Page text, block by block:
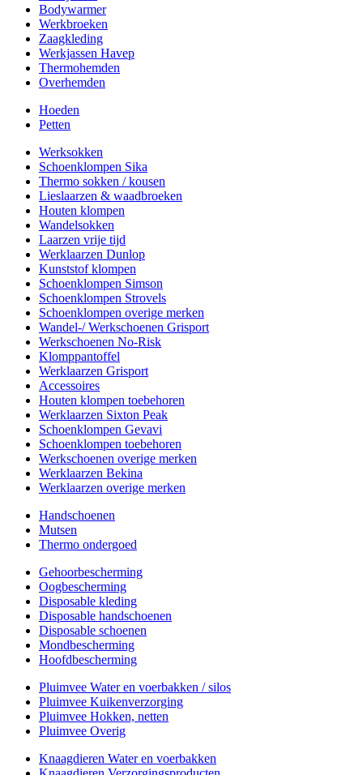
Bodywarmer
Werkbroeken
Zaagkleding
Werkjassen Havep
Thermohemden
Overhemden
Hoeden
Petten
Werksokken
Schoenklompen Sika
Thermo sokken / kousen
Lieslaarzen & waadbroeken
Houten klompen
Wandelsokken
Laarzen vrije tijd
Werklaarzen Dunlop
Kunststof klompen
Schoenklompen Simson
Schoenklompen Strovels
Schoenklompen overige merken
Wandel-/ Werkschoenen Grisport
Werkschoenen No-Risk
Klomppantoffel
Werklaarzen Grisport
Accessoires
Houten klompen toebehoren
Werklaarzen Sixton Peak
Schoenklompen Gevavi
Schoenklompen toebehoren
Werkschoenen overige merken
Werklaarzen Bekina
Werklaarzen overige merken
Handschoenen
Mutsen
Thermo ondergoed
Gehoorbescherming
Oogbescherming
Disposable kleding
Disposable handschoenen
Disposable schoenen
Mondbescherming
Hoofdbescherming
Pluimvee Water en voerbakken / silos
Pluimvee Kuikenverzorging
Pluimvee Hokken, netten
Pluimvee Overig
Knaagdieren Water en voerbakken